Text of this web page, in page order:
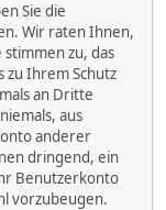
Sie die
Wir raten Ihnen,
stimmen zu, das
zu Ihrem Schutz
an Dritte
aus
anderer
dringend, ein
Benutzerkonto
vorzubeugen.